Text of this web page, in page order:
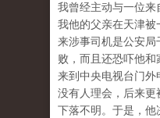
我曾经主动与一位
我他的父亲在天津
来涉事司机是公安局
败，而且还恐吓他和
来到中央电视台门
没有人理会，后来更
下落不明。于是，他